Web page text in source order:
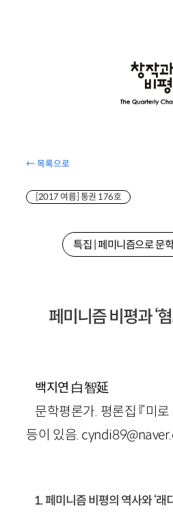
← 목록으로
[2017 여름] 통권 176호
특집 | 페미니즘으로 문
페미니즘 비평과 ‘
백지연 白智延
문학평론가. 평론집 『미
등이 있음.
1. 페미니즘 비평의 역사와 ‘래